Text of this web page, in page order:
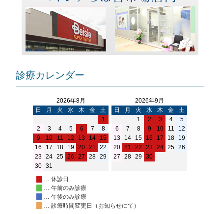
ョ
診療カレンダー
2026年8月
日
月 火 水 木 金
土
1
2
3 4 5 6 7
8
9
10 11 12 13 14
15
16
17 18 19 20 21
22
23 24 25 26 27 28 29
30 31
2026年9月
日
月 火 水 木 金
土
1
2 3 4
5
6
7 8 9 10 11
12
13
14 15 16 17 18
19
20 21 22 23 24 25 26
27
28 29 30
… 休診日
… 午前のみ診療
… 午後のみ診療
… 診療時間変更日（お知らせにて）